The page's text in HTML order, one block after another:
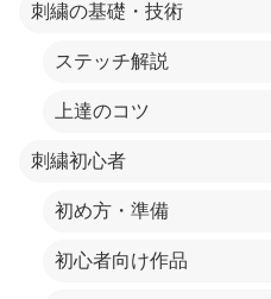
刺繍の基礎・技術
ステッチ解説
上達のコツ
刺繍初心者
初め方・準備
初心者向け作品